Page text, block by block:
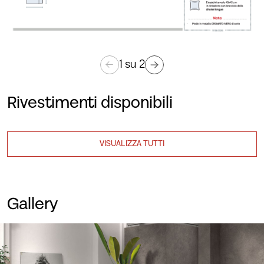
1su 2
Rivestimenti disponibili
VISUALIZZA TUTTI
Gallery